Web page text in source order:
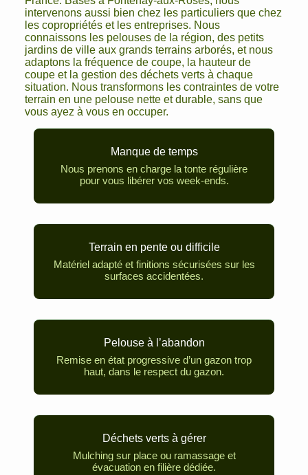
intervenons aussi bien chez les particuliers que chez
les copropriétés et les entreprises. Nous
connaissons les pelouses de la région, des petits
jardins de ville aux grands terrains arborés, et nous
adaptons la fréquence de coupe, la hauteur de
coupe et la gestion des déchets verts à chaque
situation. Nous transformons les contraintes de votre
terrain en une pelouse nette et durable, sans que
vous ayez à vous en occuper.
Manque de temps
Nous prenons en charge la tonte régulière
pour vous libérer vos week-ends.
Terrain en pente ou difficile
Matériel adapté et finitions sécurisées sur les
surfaces accidentées.
Pelouse à l’abandon
Remise en état progressive d’un gazon trop
haut, dans le respect du gazon.
Déchets verts à gérer
Mulching sur place ou ramassage et
évacuation en filière dédiée.